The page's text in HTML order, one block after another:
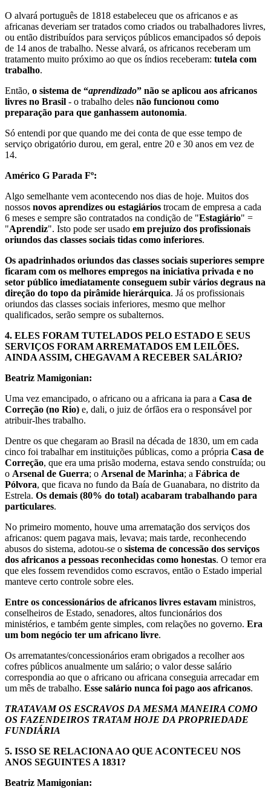
O alvará português de 1818 estabeleceu que os africanos e as
africanas deveriam ser tratados como criados ou trabalhadores livres,
ou então distribuídos para serviços públicos emancipados só depois
de 14 anos de trabalho. Nesse alvará, os africanos receberam um
tratamento muito próximo ao que os índios receberam: tutela com
trabalho.
Então, o sistema de “aprendizado” não se aplicou aos africanos
livres no Brasil - o trabalho deles não funcionou como
preparação para que ganhassem autonomia.
Só entendi por que quando me dei conta de que esse tempo de
serviço obrigatório durou, em geral, entre 20 e 30 anos em vez de
14.
Américo G Parada Fº:
Algo semelhante vem acontecendo nos dias de hoje. Muitos dos
nossos novos aprendizes ou estagiários trocam de empresa a cada
6 meses e sempre são contratados na condição de "Estagiário" =
"Aprendiz". Isto pode ser usado em prejuízo dos profissionais
oriundos das classes sociais tidas como inferiores.
Os apadrinhados oriundos das classes sociais superiores sempre
ficaram com os melhores empregos na iniciativa privada e no
setor público imediatamente conseguem subir vários degraus na
direção do topo da pirâmide hierárquica. Já os profissionais
oriundos das classes sociais inferiores, mesmo que melhor
qualificados, serão sempre os subalternos.
4. ELES FORAM TUTELADOS PELO ESTADO E SEUS
SERVIÇOS FORAM ARREMATADOS EM LEILÕES.
AINDA ASSIM, CHEGAVAM A RECEBER SALÁRIO?
Beatriz Mamigonian:
Uma vez emancipado, o africano ou a africana ia para a Casa de
Correção (no Rio) e, dali, o juiz de órfãos era o responsável por
atribuir-lhes trabalho.
Dentre os que chegaram ao Brasil na década de 1830, um em cada
cinco foi trabalhar em instituições públicas, como a própria Casa de
Correção, que era uma prisão moderna, estava sendo construída; ou
o Arsenal de Guerra; o Arsenal de Marinha; a Fábrica de
Pólvora, que ficava no fundo da Baía de Guanabara, no distrito da
Estrela. Os demais (80% do total) acabaram trabalhando para
particulares.
No primeiro momento, houve uma arrematação dos serviços dos
africanos: quem pagava mais, levava; mais tarde, reconhecendo
abusos do sistema, adotou-se o sistema de concessão dos serviços
dos africanos a pessoas reconhecidas como honestas. O temor era
que eles fossem revendidos como escravos, então o Estado imperial
manteve certo controle sobre eles.
Entre os concessionários de africanos livres estavam ministros,
conselheiros de Estado, senadores, altos funcionários dos
ministérios, e também gente simples, com relações no governo. Era
um bom negócio ter um africano livre.
Os arrematantes/concessionários eram obrigados a recolher aos
cofres públicos anualmente um salário; o valor desse salário
correspondia ao que o africano ou africana conseguia arrecadar em
um mês de trabalho. Esse salário nunca foi pago aos africanos.
TRATAVAM OS ESCRAVOS DA MESMA MANEIRA COMO
OS FAZENDEIROS TRATAM HOJE DA PROPRIEDADE
FUNDIÁRIA
5. ISSO SE RELACIONA AO QUE ACONTECEU NOS
ANOS SEGUINTES A 1831?
Beatriz Mamigonian: